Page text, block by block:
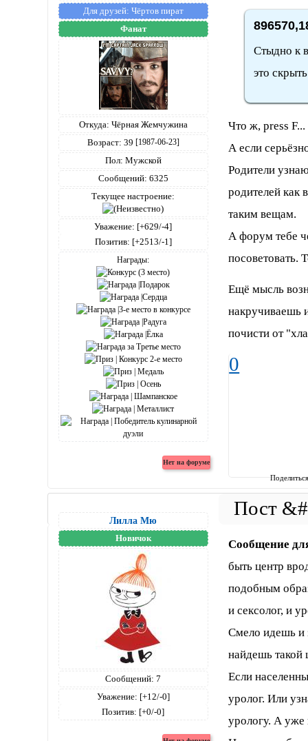
Для друзей: Чёртов пират
Фанат
Откуда: Чёрная Жемчужина
Возраст: 39 [1987-06-23]
Пол: Мужской
Сообщений: 6325
Текущее настроение:
Уважение: [+629/-4]
Позитив: [+2513/-1]
Награды:
Стыдно к
это
Что ж, press F...
А если
Родители
родителей как
таким вещам.
А форум тебе
посоветовать.
Ещё мысль
накручиваешь
почисти от
0
Лилла Мю
Новичок
Сообщений: 7
Уважение: [+12/-0]
Позитив: [+0/-0]
Сообщение
быть центр
подобным
и сексолог, и
Смело идешь и
найдешь такой
Если
уролог. Или
урологу. А уже